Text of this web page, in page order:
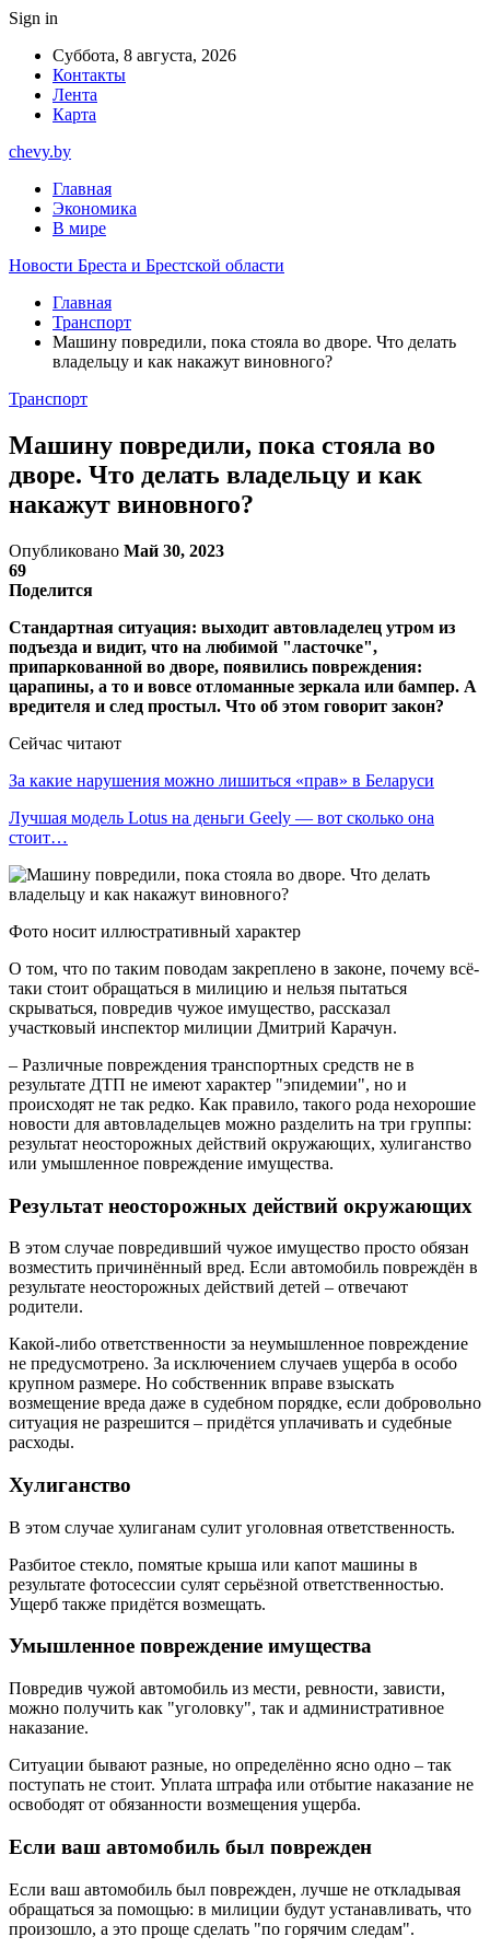
Sign in
Суббота, 8 августа, 2026
Контакты
Лента
Карта
chevy.by
Главная
Экономика
В мире
Новости Бреста и Брестской области
Главная
Транспорт
Машину повредили, пока стояла во дворе. Что делать
владельцу и как накажут виновного?
Транспорт
Машину повредили, пока стояла во
дворе. Что делать владельцу и как
накажут виновного?
Опубликовано Май 30, 2023
69
Поделится
Стандартная ситуация: выходит автовладелец утром из
подъезда и видит, что на любимой "ласточке",
припаркованной во дворе, появились повреждения:
царапины, а то и вовсе отломанные зеркала или бампер. А
вредителя и след простыл. Что об этом говорит закон?
Сейчас читают
За какие нарушения можно лишиться «прав» в Беларуси
Лучшая модель Lotus на деньги Geely — вот сколько она
стоит…
Фото носит иллюстративный характер
О том, что по таким поводам закреплено в законе, почему всё-
таки стоит обращаться в милицию и нельзя пытаться
скрываться, повредив чужое имущество, рассказал
участковый инспектор милиции Дмитрий Карачун.
– Различные повреждения транспортных средств не в
результате ДТП не имеют характер "эпидемии", но и
происходят не так редко. Как правило, такого рода нехорошие
новости для автовладельцев можно разделить на три группы:
результат неосторожных действий окружающих, хулиганство
или умышленное повреждение имущества.
Результат неосторожных действий окружающих
В этом случае повредивший чужое имущество просто обязан
возместить причинённый вред. Если автомобиль повреждён в
результате неосторожных действий детей – отвечают
родители.
Какой-либо ответственности за неумышленное повреждение
не предусмотрено. За исключением случаев ущерба в особо
крупном размере. Но собственник вправе взыскать
возмещение вреда даже в судебном порядке, если добровольно
ситуация не разрешится – придётся уплачивать и судебные
расходы.
Хулиганство
В этом случае хулиганам сулит уголовная ответственность.
Разбитое стекло, помятые крыша или капот машины в
результате фотосессии сулят серьёзной ответственностью.
Ущерб также придётся возмещать.
Умышленное повреждение имущества
Повредив чужой автомобиль из мести, ревности, зависти,
можно получить как "уголовку", так и административное
наказание.
Ситуации бывают разные, но определённо ясно одно – так
поступать не стоит. Уплата штрафа или отбытие наказание не
освободят от обязанности возмещения ущерба.
Если ваш автомобиль был поврежден
Если ваш автомобиль был поврежден, лучше не откладывая
обращаться за помощью: в милиции будут устанавливать, что
произошло, а это проще сделать "по горячим следам".